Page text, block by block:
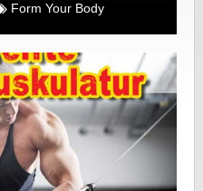
Form Your Body